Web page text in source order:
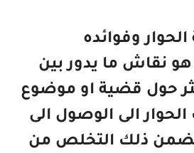
وفوائده
هو نقاش ما يدور بين
حول قضية او موضوع
الى الوصول الى
ذلك التخلص من